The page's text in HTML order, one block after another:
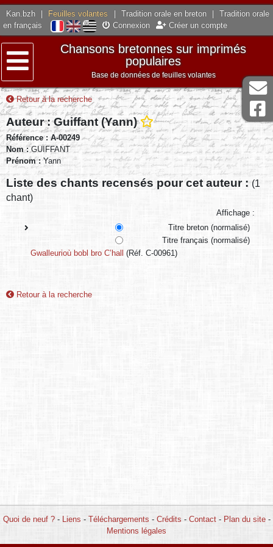
Kan.bzh Feuilles volantes Tradition orale en breton
Tradition orale
en français
Connexion Créer un compte
Menu
Chansons bretonnes sur imprimés
populaires
Base de données de feuilles volantes
Retour à la recherche
Auteur : Guiffant (Yann)
Référence : A-00249
Nom :GUIFFANT
Prénom :Yann
Liste des chants recensés pour cet auteur : (1
chant)
Affichage :
Titre breton (normalisé)
Titre français (normalisé)
Gwalleurioù bobl bro C’hall (Réf. C-00961)
Retour à la recherche
Quoi de neuf ?- Liens - Téléchargements - Crédits - Contact- Plan du site-
Mentions légales